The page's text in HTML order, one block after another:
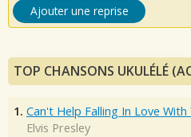
Ajouter une reprise
TOP CHANSONS UKULÉLÉ
1. Can't Help Falling In Love With
Elvis Presley